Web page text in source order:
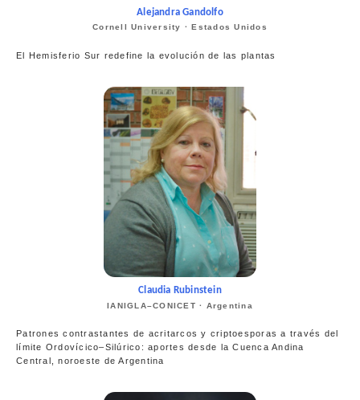
Alejandra Gandolfo
Cornell University · Estados Unidos
El Hemisferio Sur redefine la evolución de las plantas
Claudia Rubinstein
IANIGLA–CONICET · Argentina
Patrones contrastantes de acritarcos y criptoesporas a través del
límite Ordovícico–Silúrico: aportes desde la Cuenca Andina
Central, noroeste de Argentina